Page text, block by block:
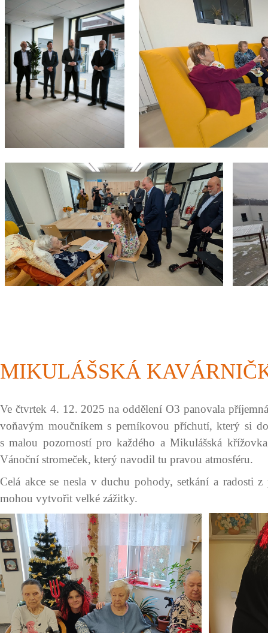
MIKULÁŠSKÁ
Ve čtvrtek 4. 12. 2025 na oddělení O3 panovala
voňavým moučníkem s perníkovou příchutí, který si
s malou pozorností pro každého a Mikulášská
Vánoční stromeček, který navodil tu pravou atmosféru.
Celá akce se nesla v duchu pohody, setkání a radosti
mohou vytvořit velké zážitky.